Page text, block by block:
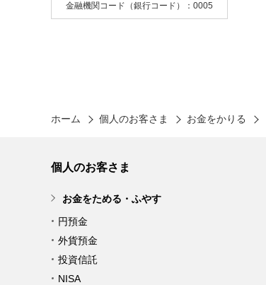
金融機関コード（銀行コード）：0005
ホーム 個人のお客さま お金をかりる
個人のお客さま
お金をためる・ふやす
円預金
外貨預金
投資信託
NISA